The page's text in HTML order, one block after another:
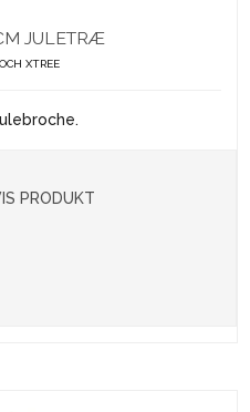
JULETRÆ
XTREE
PRODUKT